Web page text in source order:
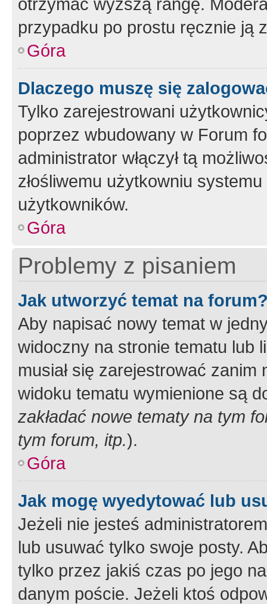
przypadku po prostu ręcznie ją
Góra
Dlaczego muszę się
Tylko zarejestrowani
poprzez wbudowany w Forum
administrator włączył tą
złośliwemu użytkowniu
użytkowników.
Góra
Problemy z pisaniem
Jak utworzyć temat na
Aby napisać nowy temat w
widoczny na stronie tematu lub
musiał się zarejestrować
widoku tematu wymienione są
zakładać nowe tematy na tym
tym forum, itp.).
Góra
Jak mogę wyedytować lub
Jeżeli nie jesteś
lub usuwać tylko swoje posty.
tylko przez jakiś czas po jego
danym poście. Jeżeli ktoś